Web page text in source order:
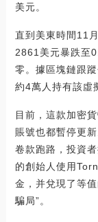
美元。
直到美東時間11
2861美元暴跌至
零。據區塊鏈跟
約4萬人持有該虛
目前，這款加密
賬號也都暫停更
卷款跑路，投資
的創始人使用
金，并兌現了等
騙局”。